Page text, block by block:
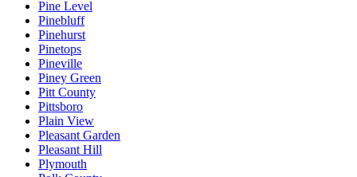
Pine Level
Pinebluff
Pinehurst
Pinetops
Pineville
Piney Green
Pitt County
Pittsboro
Plain View
Pleasant Garden
Pleasant Hill
Plymouth